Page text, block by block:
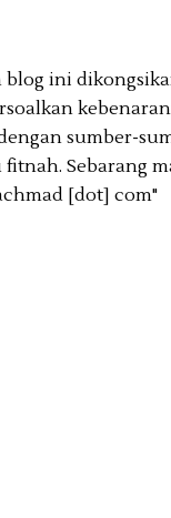
blog ini
sumber-
Sebarang
[dot] com"